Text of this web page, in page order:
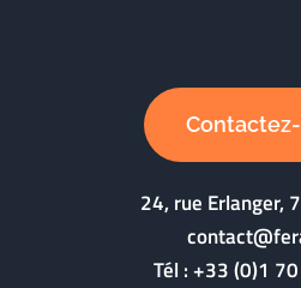
24, rue Erlanger,
Tél :+33 (0)1